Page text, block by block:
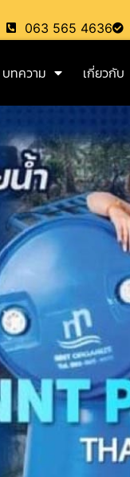
063 565 4636
บทความ เกี่ยวกับ